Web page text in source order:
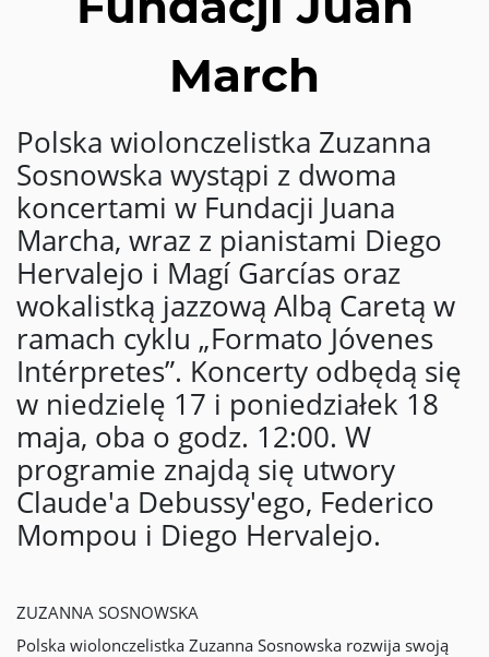
March
Polska wiolonczelistka Zuzanna
Sosnowska wystąpi z dwoma
koncertami w Fundacji Juana
Marcha, wraz z pianistami Diego
Hervalejo i Magí Garcías oraz
wokalistką jazzową Albą Caretą w
ramach cyklu „Formato Jóvenes
Intérpretes”. Koncerty odbędą się
w niedzielę 17 i poniedziałek 18
maja, oba o godz. 12:00. W
programie znajdą się utwory
Claude'a Debussy'ego, Federico
Mompou i Diego Hervalejo.
ZUZANNA SOSNOWSKA
Polska wiolonczelistka Zuzanna Sosnowska rozwija swoją